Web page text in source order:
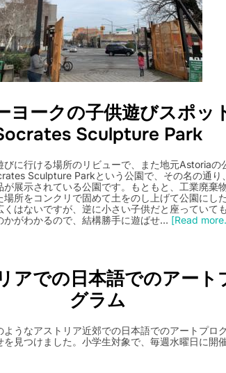
ヨークの子供遊びスポッ
Sculpture Park
びに行ける場所のリビューで、また地元Astoriaの
Sculpture Parkという公園で、その名の通り
が展示されている公園です。もともと、工業廃棄
場所をコンクリで固めて土をのし上げて公園にし
くはないですが、逆に小さい子供だと座っていて
かがわかるので、結構勝手に遊ばせ… [Read
アでの日本語でのアート
グラム
ようなアストリア近郊での日本語でのアートプロ
を見つけました。小学生対象で、毎週水曜日に開